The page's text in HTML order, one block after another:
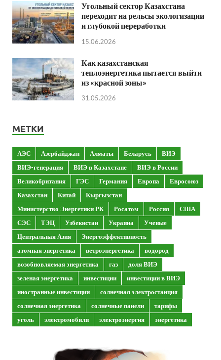
Угольный сектор Казахстана
переходит на рельсы экологизации
и глубокой переработки
15.06.2026
Как казахстанская
теплоэнергетика пытается выйти
из «красной зоны»
31.05.2026
МЕТКИ
АЭС Азербайджан Алматы Беларусь
ВИЭ
ВИЭ-генерация
ВИЭ в Казахстане
ВИЭ в России
Великобритания
ГЭС Германия Европа
Евросоюз
Казахстан
Китай
Кыргызстан
Министерство Энергетики РК
Росатом Россия
США
СЭС
ТЭЦ Узбекистан Украина
Ученые
Центральная Азия
Энергоэффективность
атомная энергетика
ветроэнергетика
водород
возобновляемая энергетика
газ
доля ВИЭ
зеленая энергетика
инвестиции
инвестиции в ВИЭ
иностранные инвестиции
солнечная электростанция
солнечная энергетика
солнечные панели
тарифы
уголь
электромобили электроэнергия энергетика